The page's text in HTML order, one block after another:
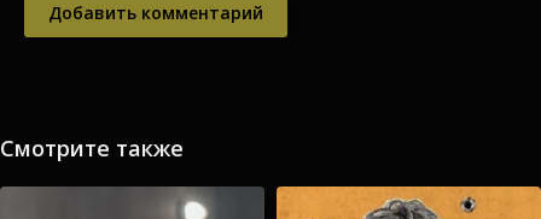
Добавить комментарий
Смотрите также